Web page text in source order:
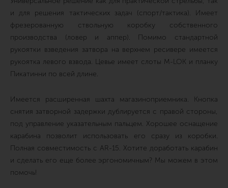
и для решения тактических задач (спорт/тактика). Имеет
фрезерованную ствольную коробку собственного
производства (ловер и аппер). Помимо стандартной
рукоятки взведения затвора на верхнем ресивере имеется
рукоятка левого взвода. Цевье имеет слоты M-LOK и планку
Пикатинни по всей длине.
Имеется расширенная шахта магазиноприемника. Кнопка
снятия затворной задержки дублируется с правой стороны,
под управление указательным пальцем. Хорошее оснащение
карабина позволит использовать его сразу из коробки.
Полная совместимость с AR-15. Хотите доработать карабин
и сделать его еще более эргономичным? Мы можем в этом
помочь!